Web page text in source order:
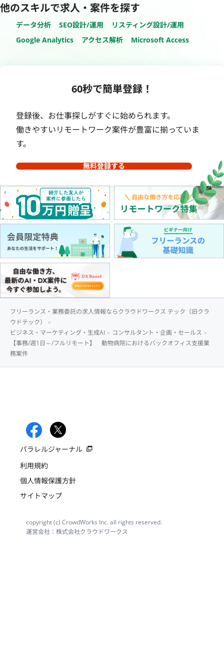
他のスキルで求人・案件を探す
データ分析 SEO設計/運用
リスティング設計/運用
Google Analytics
アクセス解析 Microsoft Access
60秒で簡単登録！
登録後、お仕事探しがすぐに始められます。
働きやすいリモートワーク案件が豊富に揃っていま
す。
無料登録する
フリーランス・業務委託の求人情報ならクラウドワークス テック（旧クラ
ウドテック）
ビジネス・マーケティング・生成AI
コンサルタント・企画・セールス
【事務/週1日～/フルリモート】 動物病院におけるバックオフィス支援業
務案件
パラレルジャーナル
利用規約
個人情報保護方針
サイトマップ
copyright (c) CrowdWorks Inc. all rights reserved.
運営会社：株式会社クラウドワークス